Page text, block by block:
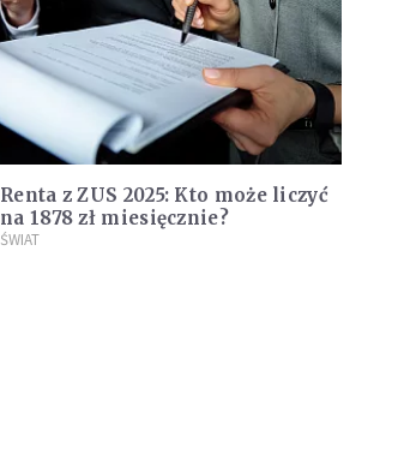
Renta z ZUS 2025: Kto może liczyć
na 1878 zł miesięcznie?
ŚWIAT